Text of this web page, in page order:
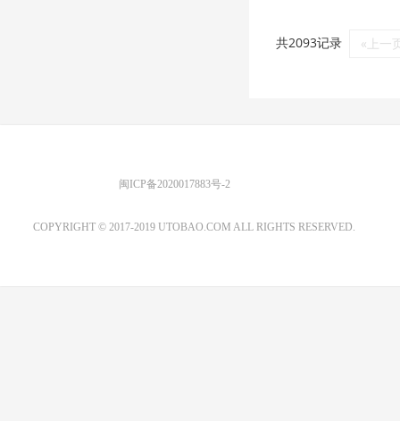
共2093记录 «上一
闽ICP备2020017883号-2
COPYRIGHT © 2017-2019 UTOBAO.COM ALL RIGHTS RESERVED.